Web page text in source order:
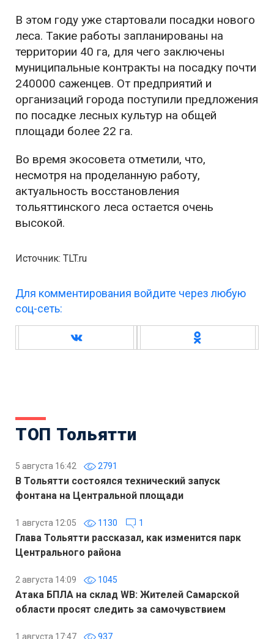
В этом году уже стартовали посадки нового
леса. Такие работы запланированы на
территории 40 га, для чего заключены
муниципальные контракты на посадку почти
240000 саженцев. От предприятий и
организаций города поступили предложения
по посадке лесных культур на общей
площади более 22 га.
Во время экосовета отметили, что,
несмотря на проделанную работу,
актуальность восстановления
тольяттинского леса остается очень
высокой.
Источник: TLT.ru
Для комментирования войдите через любую
соц-сеть:
ТОП Тольятти
5 августа 16:42 2791
В Тольятти состоялся технический запуск
фонтана на Центральной площади
1 августа 12:05 1130 1
Глава Тольятти рассказал, как изменится парк
Центрального района
2 августа 14:09 1045
Атака БПЛА на склад WB: Жителей Самарской
области просят следить за самочувствием
1 августа 17:47 937